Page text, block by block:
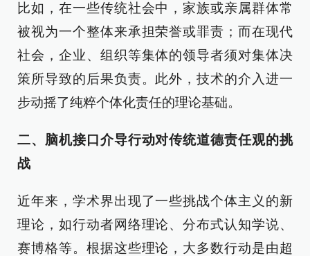
比如，在一些传统社会中，家族或亲属群体常
被视为一个整体来承担荣誉或罪责；而在现代
社会，企业、组织等集体的领导者须对集体决
策所导致的后果负责。此外，技术的介入进一
步动摇了纯粹个体化责任的理论基础。
二、脑机接口介导行动对传统道德责任观的挑
战
近年来，学术界出现了一些挑战个体主义的新
理论，如行动者网络理论、分布式认知学说、
赛博格等。根据这些理论，大多数行动是由超